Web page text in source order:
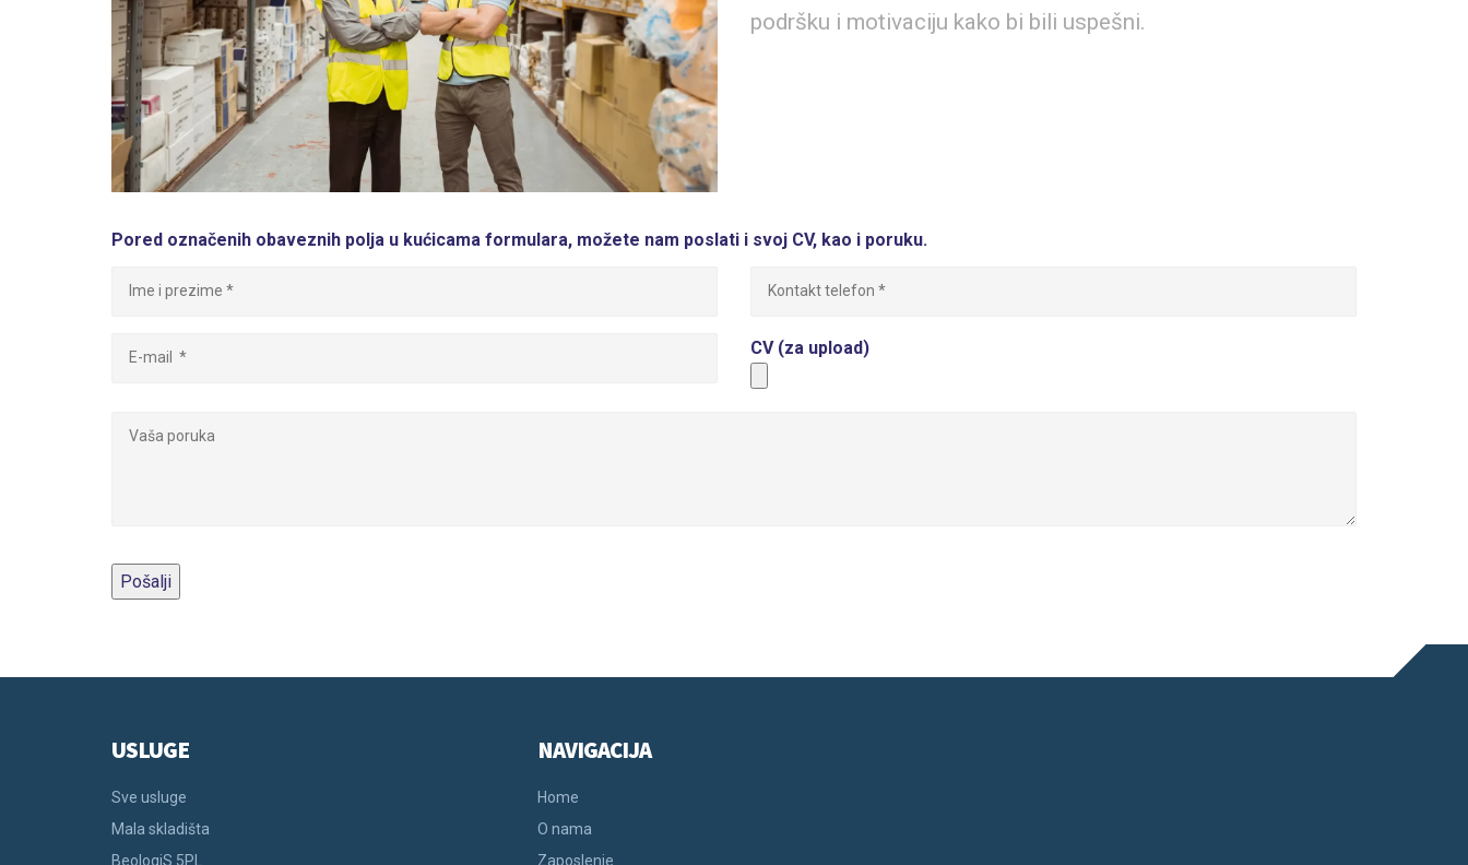
podršku i motivaciju kako bi bili uspešni.
Pored označenih obaveznih polja u kućicama formulara, možete nam poslati i svoj CV, kao i poruku.
CV (za upload)
USLUGE
Sve usluge
Mala skladišta
BeologiS 5PL
NAVIGACIJA
Home
O nama
Zaposlenje